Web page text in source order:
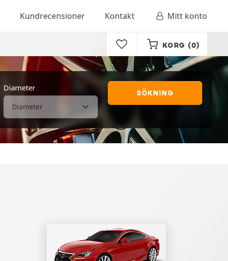
Kundrecensioner Kontakt Mitt konto
KORG (0)
Diameter
SÖKNING